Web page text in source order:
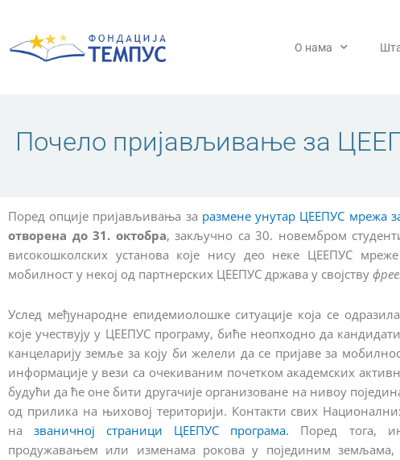
садржај
О нама
Почело пријављивање за
Поред опције пријављивања за размене унутар ЦЕЕПУС мрежа
отворена до 31. октобра, закључно са 30. новембром
високошколских установа које нису део неке ЦЕЕПУС
мобилност у некој од партнерских ЦЕЕПУС држава у својству
Услед међународне епидемиолошке ситуације која се
које учествују у ЦЕЕПУС програму, биће неопходно да
канцеларију земље за коју би желели да се пријаве за
информације у вези са очекиваним почетком академских
будући да ће оне бити другачије организоване на нивоу
од прилика на њиховој територији. Контакти свих
названичној страници ЦЕЕПУС програма. Поред тога,
продужавањем или изменама рокова у појединим